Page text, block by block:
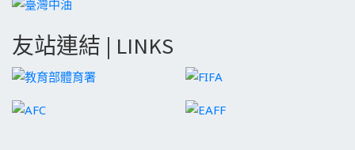
友站連結 | LINKS